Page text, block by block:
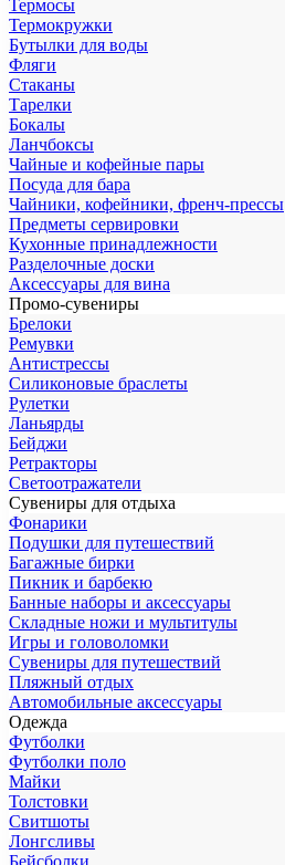
Термосы
Термокружки
Бутылки для воды
Фляги
Стаканы
Тарелки
Бокалы
Ланчбоксы
Чайные и кофейные пары
Посуда для бара
Чайники, кофейники, френч-прессы
Предметы сервировки
Кухонные принадлежности
Разделочные доски
Аксессуары для вина
Промо-сувениры
Брелоки
Ремувки
Антистрессы
Силиконовые браслеты
Рулетки
Ланьярды
Бейджи
Ретракторы
Светоотражатели
Сувениры для отдыха
Фонарики
Подушки для путешествий
Багажные бирки
Пикник и барбекю
Банные наборы и аксессуары
Складные ножи и мультитулы
Игры и головоломки
Сувениры для путешествий
Пляжный отдых
Автомобильные аксессуары
Одежда
Футболки
Футболки поло
Майки
Толстовки
Свитшоты
Лонгсливы
Бейсболки